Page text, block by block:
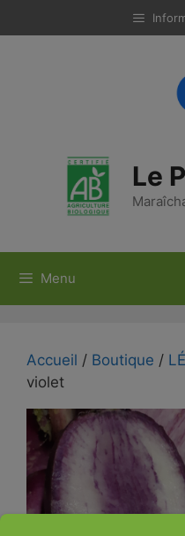
au
Le
Menu
Accueil / Boutique /
violet